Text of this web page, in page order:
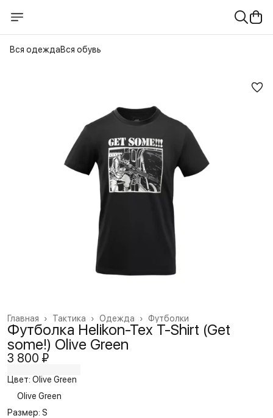
Вся одеждаВся обувь
Футболки
Одежда ›
Тактика ›
Главная ›
Футболка Helikon-Tex T-Shirt (Get
some!) Olive Green
3 800 ₽
Цвет: Olive Green
Olive Green
Размер: S